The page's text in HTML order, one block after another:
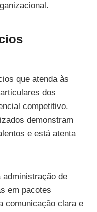
que atenda às
dos
competitivo.
demonstram
e está atenta
administração de
em pacotes
comunicação clara e